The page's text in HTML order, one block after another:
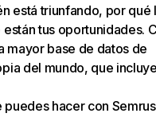
está triunfando, por qué
tus oportunidades.
mayor base de datos de
del mundo, que
puedes hacer con